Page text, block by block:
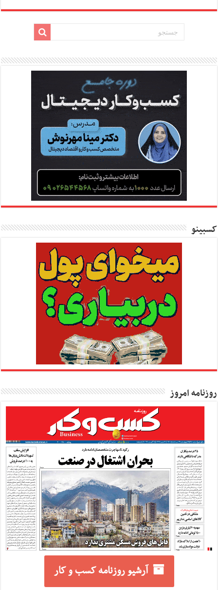
کسبینو
روزنامه امروز
آرشیو روزنامه کسب و کار